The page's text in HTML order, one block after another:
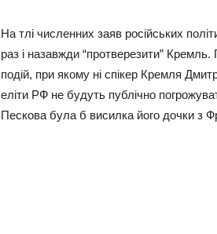
На тлі численних заяв російських
раз і назавжди “протверезити” Кремль.
подій, при якому ні спікер Кремля
еліти РФ не будуть публічно
Пескова була б висилка його дочки з